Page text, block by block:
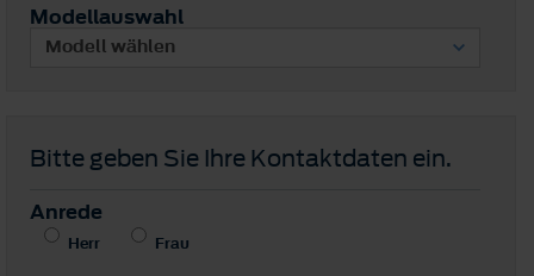
Modellauswahl
Bitte geben Sie Ihre Kontaktdaten ein.
Anrede
Herr Frau